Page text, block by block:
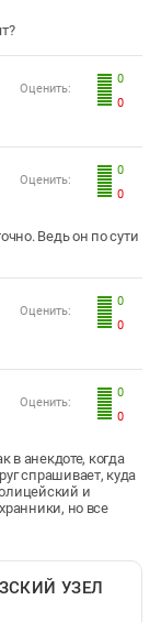
0
0
Оценить:
0
0
Оценить:
Ведь он по сути
0
0
Оценить:
0
0
Оценить:
в анекдоте, когда
спрашивает, куда
и
но все
УЗЕЛ